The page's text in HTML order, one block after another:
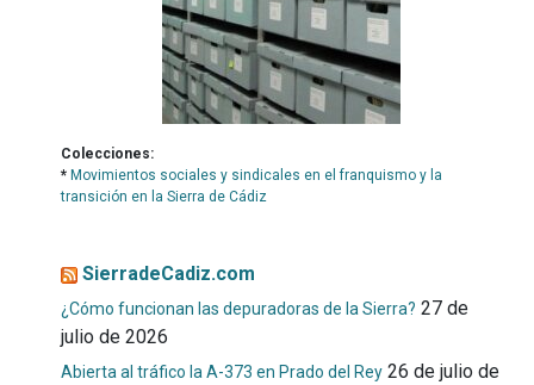
Colecciones:
* Movimientos sociales y sindicales en el franquismo y la
transición en la Sierra de Cádiz
SierradeCadiz.com
¿Cómo funcionan las depuradoras de la Sierra? 27 de
julio de 2026
Abierta al tráfico la A-373 en Prado del Rey 26 de julio de